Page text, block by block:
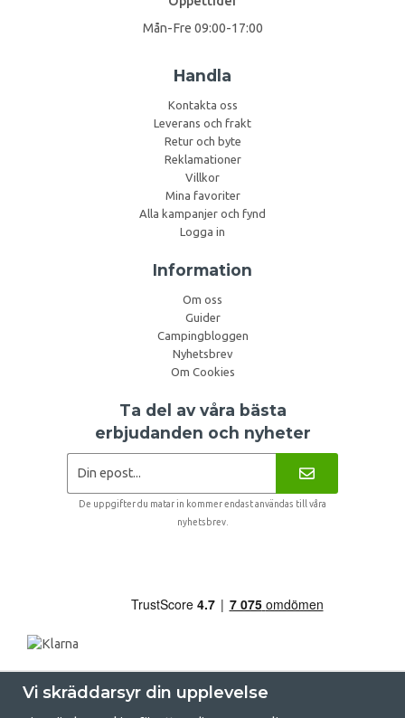
Mån-Fre 09:00-17:00
Handla
Kontakta oss
Leverans och frakt
Retur och byte
Reklamationer
Villkor
Mina favoriter
Alla kampanjer och fynd
Logga in
Information
Om oss
Guider
Campingbloggen
Nyhetsbrev
Om Cookies
Ta del av våra bästa
erbjudanden och nyheter
De uppgifter du matar in kommer endast användas till våra
nyhetsbrev.
Vi skräddarsyr din upplevelse